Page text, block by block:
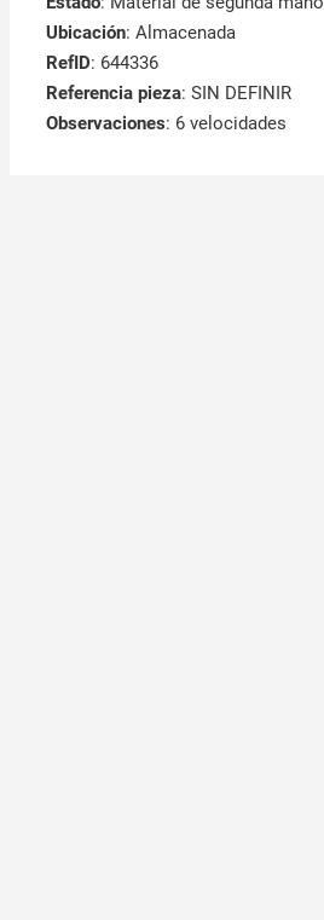
Ubicación: Almacenada
RefID: 644336
Referencia pieza: SIN DEFINIR
Observaciones: 6 velocidades